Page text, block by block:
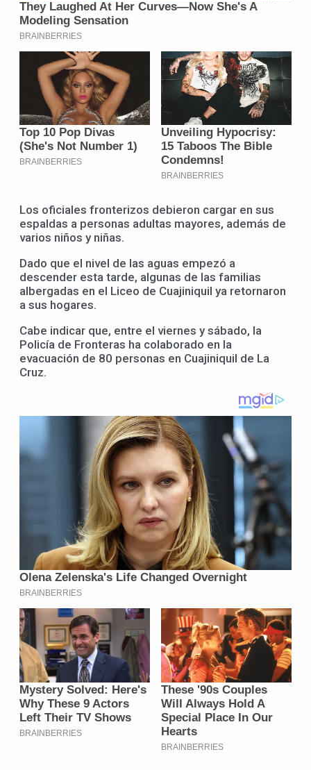
Los oficiales fronterizos debieron cargar en sus
espaldas a personas adultas mayores, además de
varios niños y niñas.
Dado que el nivel de las aguas empezó a
descender esta tarde, algunas de las familias
albergadas en el Liceo de Cuajiniquil ya retornaron
a sus hogares.
Cabe indicar que, entre el viernes y sábado, la
Policía de Fronteras ha colaborado en la
evacuación de 80 personas en Cuajiniquil de La
Cruz.